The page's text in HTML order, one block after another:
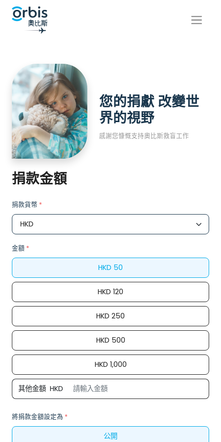
您的捐獻 改變世
界的視野
感謝您慷慨支持奧比斯救盲工作
捐款金額
捐款貨幣 *
金額 *
HKD 50
HKD 120
HKD 250
HKD 500
HKD 1,000
其他金額 HKD
將捐款金額設定為 *
公開